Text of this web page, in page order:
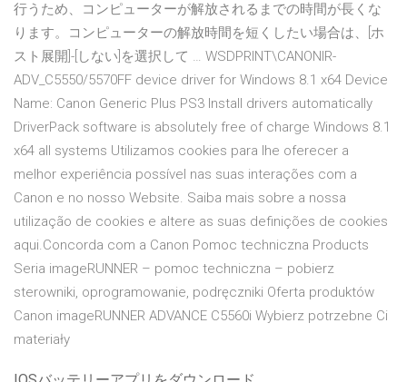
行うため、コンピューターが解放されるまでの時間が長くな
ります。コンピューターの解放時間を短くしたい場合は、[ホ
スト展開]-[しない]を選択して … WSDPRINT\CANONIR-
ADV_C5550/5570FF device driver for Windows 8.1 x64 Device
Name: Canon Generic Plus PS3 Install drivers automatically
DriverPack software is absolutely free of charge Windows 8.1
x64 all systems Utilizamos cookies para lhe oferecer a
melhor experiência possível nas suas interações com a
Canon e no nosso Website. Saiba mais sobre a nossa
utilização de cookies e altere as suas definições de cookies
aqui.Concorda com a Canon Pomoc techniczna Products
Seria imageRUNNER – pomoc techniczna – pobierz
sterowniki, oprogramowanie, podręczniki Oferta produktów
Canon imageRUNNER ADVANCE C5560i Wybierz potrzebne Ci
materiały